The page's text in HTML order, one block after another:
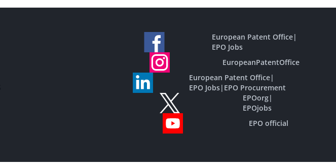
European Patent Office|
EPO Jobs
EuropeanPatentOffice
European Patent Office|
EPO Jobs| EPO Procurement
EPOorg|
EPOjobs
EPO official